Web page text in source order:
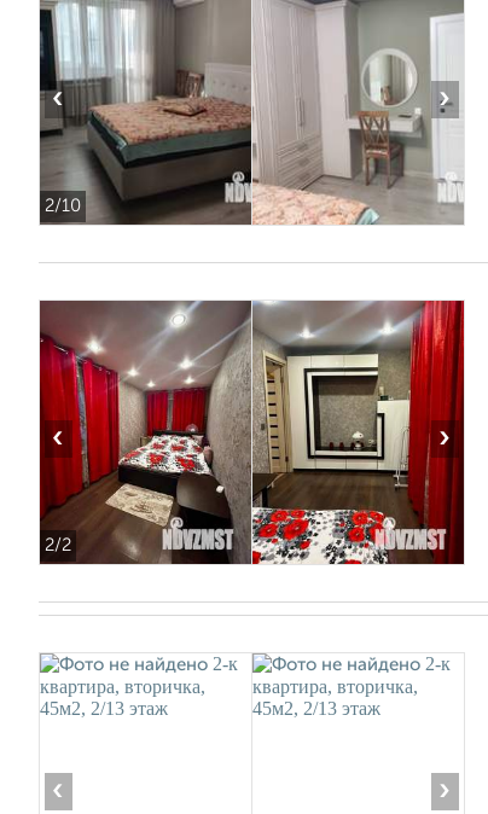
2/10
‹ ›
2/2
‹ ›
‹ ›